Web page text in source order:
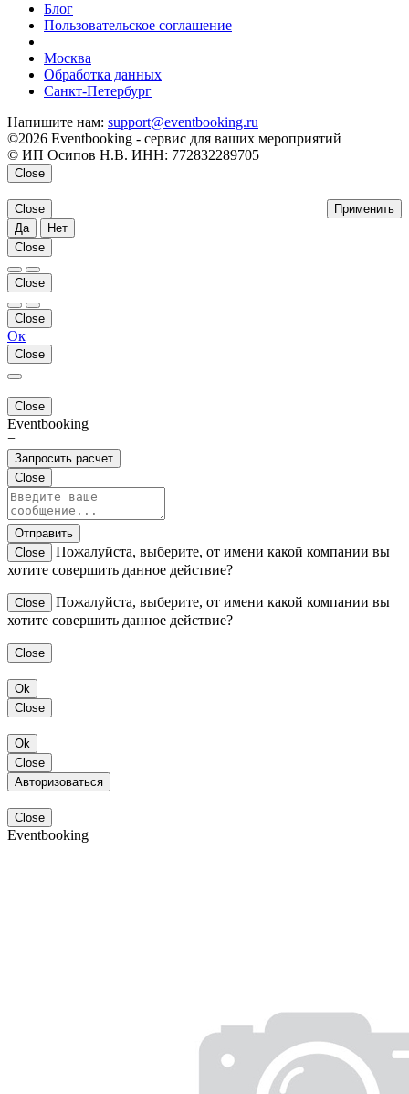
Блог
Пользовательское соглашение
Москва
Обработка данных
Санкт-Петербург
Напишите нам: support@eventbooking.ru
©2026 Eventbooking - сервис для ваших мероприятий
© ИП Осипов Н.В. ИНН: 772832289705
Close
Применить
Close
Да
Нет
Close
Close
Close
Ок
Close
Close
Eventbooking
=
Запросить расчет
Close
Отправить
Close
Пожалуйста, выберите, от имени какой компании вы
хотите совершить данное действие?
Close
Пожалуйста, выберите, от имени какой компании вы
хотите совершить данное действие?
Close
Ok
Close
Ok
Close
Авторизоваться
Close
Eventbooking